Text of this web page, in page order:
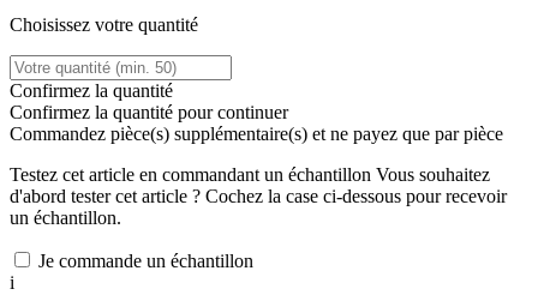
Choisissez votre quantité
Confirmez la quantité
Confirmez la quantité pour continuer
Commandez pièce(s) supplémentaire(s) et ne payez que par pièce
Testez cet article en commandant un échantillon Vous souhaitez
d'abord tester cet article ? Cochez la case ci-dessous pour recevoir
un échantillon.
Je commande un échantillon
i